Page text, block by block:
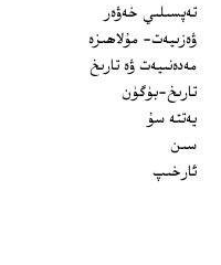
تەپسىلىي خەۋەر
ۋەزىيەت- مۇلاھىزە
مەدەنىيەت ۋە تارىخ
تارىخ-بۈگۈن
يەتتە سۇ
سىن
ئارخىپ